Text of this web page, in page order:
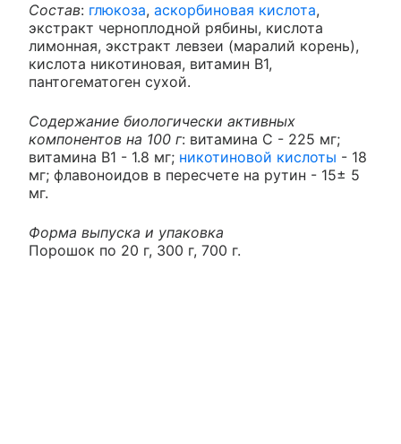
Состав: глюкоза, аскорбиновая кислота,
экстракт черноплодной рябины, кислота
лимонная, экстракт левзеи (маралий корень),
кислота никотиновая, витамин В1,
пантогематоген сухой.
Содержание биологически активных
компонентов на 100 г: витамина С - 225 мг;
витамина В1 - 1.8 мг; никотиновой кислоты - 18
мг; флавоноидов в пересчете на рутин - 15± 5
мг.
Форма выпуска и упаковка
Порошок по 20 г, 300 г, 700 г.